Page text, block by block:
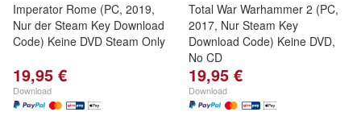
Imperator Rome (PC, 2019,
Nur der Steam Key Download
Code) Keine DVD Steam Only
19,95 €
Download
Total War Warhammer 2 (PC,
2017, Nur Steam Key
Download Code) Keine DVD,
No CD
19,95 €
Download